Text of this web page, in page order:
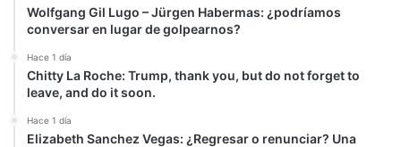
Wolfgang Gil Lugo – Jürgen Habermas: ¿podríamos
conversar en lugar de golpearnos?
Hace 1 día
Chitty La Roche: Trump, thank you, but do not forget to
leave, and do it soon.
Hace 1 día
Elizabeth Sanchez Vegas: ¿Regresar o renunciar? Una